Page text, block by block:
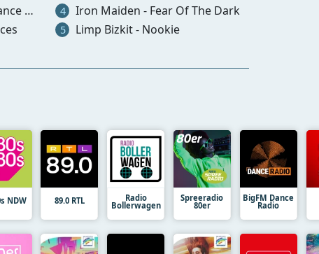
Life) 4 Iron Maiden - Fear Of The Dark
5 Limp Bizkit - Nookie
NDW 89.0 RTL Radio
Bollerwagen
Spreeradio
80er
BigFM Dance
Radio